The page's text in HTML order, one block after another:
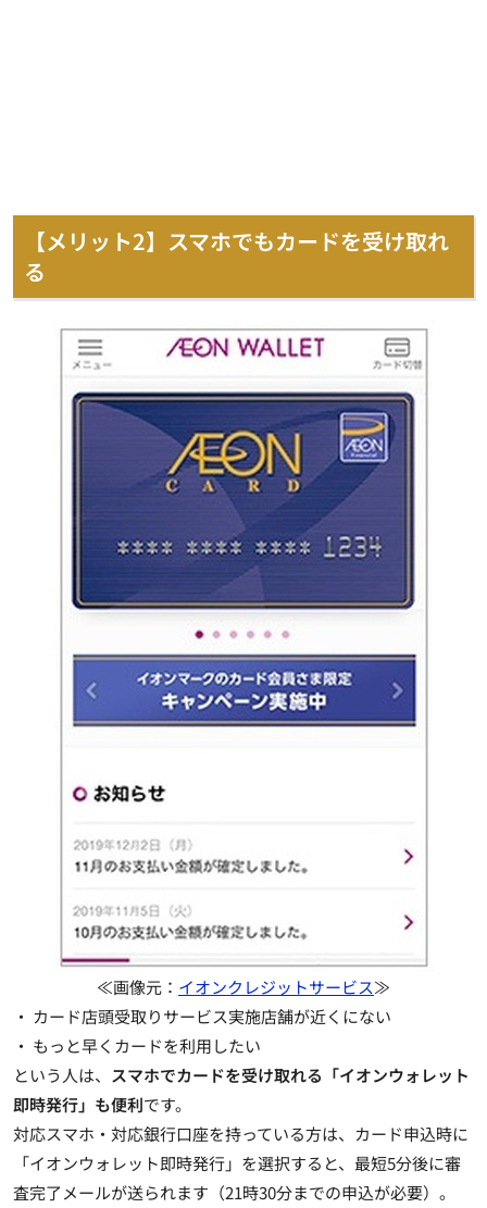
【メリット2】スマホでもカードを受け取れ
る
≪画像元： イオンクレジットサービス≫
・ カード店頭受取りサービス実施店舗が近くにない
・ もっと早くカードを利用したい
という人は、 スマホでカードを受け取れる「イオンウォレット
即時発行」も便利です。
対応スマホ・対応銀行口座を持っている方は、カード申込時に
「イオンウォレット即時発行」を選択すると、最短5分後に審
査完了メールが送られます（21時30分までの申込が必要）。